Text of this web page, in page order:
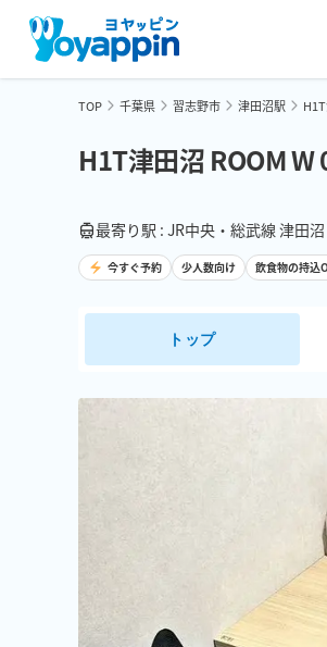
TOP 千葉県 習志野市 津田沼駅
H1T津田沼 ROOM W
最寄り駅 : JR中央・総武線 津田
今すぐ予約 少人数向け 飲食物の持込
トップ